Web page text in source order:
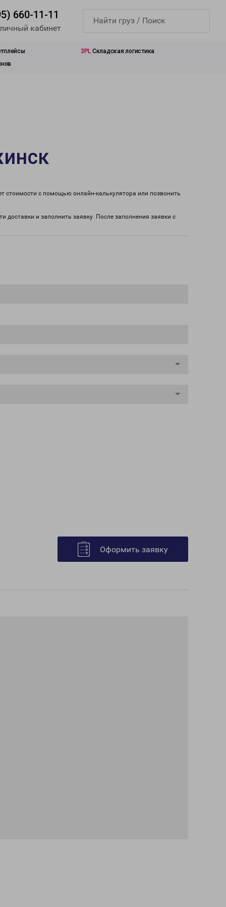
660-11-11
кабинет
3PL Складская логистика
стоимости с помощью онлайн-калькулятора или позвонить
доставки и заполнить заявку. После заполнения заявки с
Оформить заявку